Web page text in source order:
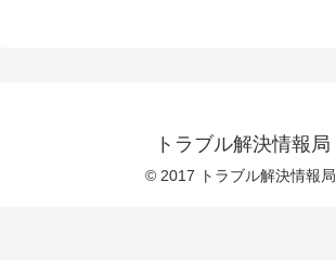
トラブル解決情報局
© 2017 トラブル解決情報局.